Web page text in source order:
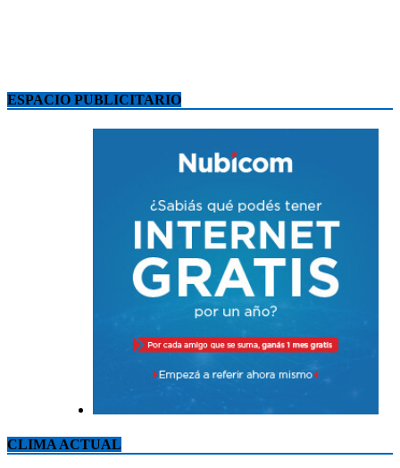
ESPACIO PUBLICITARIO
CLIMA ACTUAL